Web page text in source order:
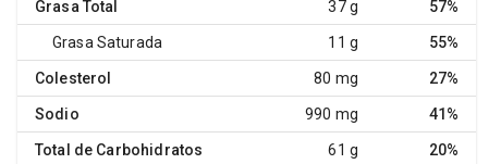
Grasa Total 37 g 57%
Grasa Saturada 11 g 55%
Colesterol 80 mg 27%
Sodio 990 mg 41%
Total de Carbohidratos 61 g 20%